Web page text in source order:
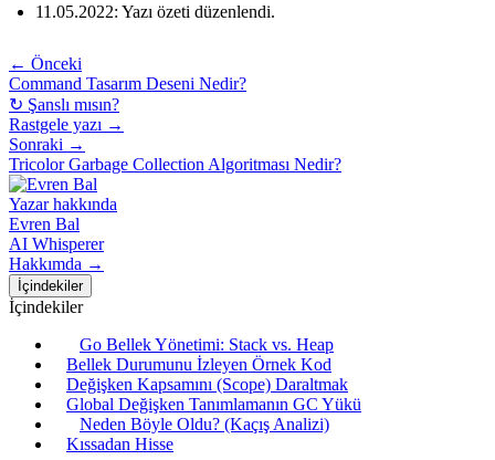
11.05.2022: Yazı özeti düzenlendi.
← Önceki
Command Tasarım Deseni Nedir?
↻ Şanslı mısın?
Rastgele yazı →
Sonraki →
Tricolor Garbage Collection Algoritması Nedir?
Yazar hakkında
Evren Bal
AI Whisperer
Hakkımda →
İçindekiler
İçindekiler
Go Bellek Yönetimi: Stack vs. Heap
Bellek Durumunu İzleyen Örnek Kod
Değişken Kapsamını (Scope) Daraltmak
Global Değişken Tanımlamanın GC Yükü
Neden Böyle Oldu? (Kaçış Analizi)
Kıssadan Hisse